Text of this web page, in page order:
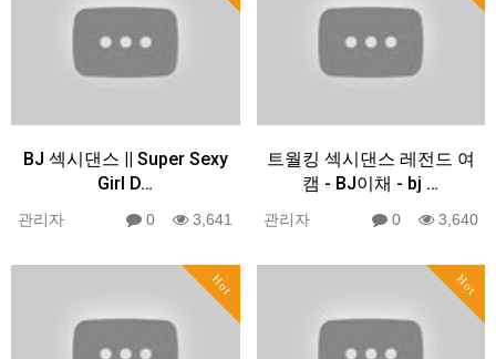
BJ 섹시댄스 || Super Sexy
Girl D…
관리자 0 3,641
트월킹 섹시댄스 레전드 여
캠 - BJ이채 - bj …
관리자 0 3,640
Hot Hot